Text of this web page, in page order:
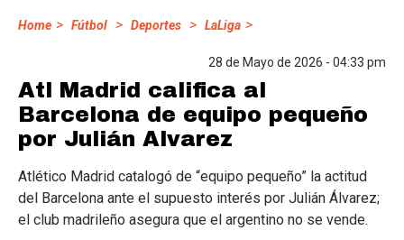
Home > Fútbol > Deportes > LaLiga >
28 de Mayo de 2026 - 04:33 pm
Atl Madrid califica al
Barcelona de equipo pequeño
por Julián Alvarez
Atlético Madrid catalogó de “equipo pequeño” la actitud
del Barcelona ante el supuesto interés por Julián Álvarez;
el club madrileño asegura que el argentino no se vende.